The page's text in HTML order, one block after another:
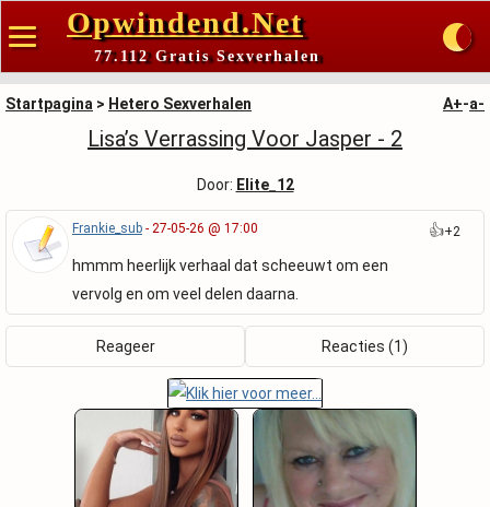
Opwindend.Net
77.112 Gratis Sexverhalen
Startpagina > Hetero Sexverhalen A+-a-
Lisa’s Verrassing Voor Jasper - 2
Door: Elite_12
Frankie_sub - 27-05-26 @ 17:00
hmmm heerlijk verhaal dat scheeuwt om een
vervolg en om veel delen daarna.
👍+2
Reageer Reacties (1)